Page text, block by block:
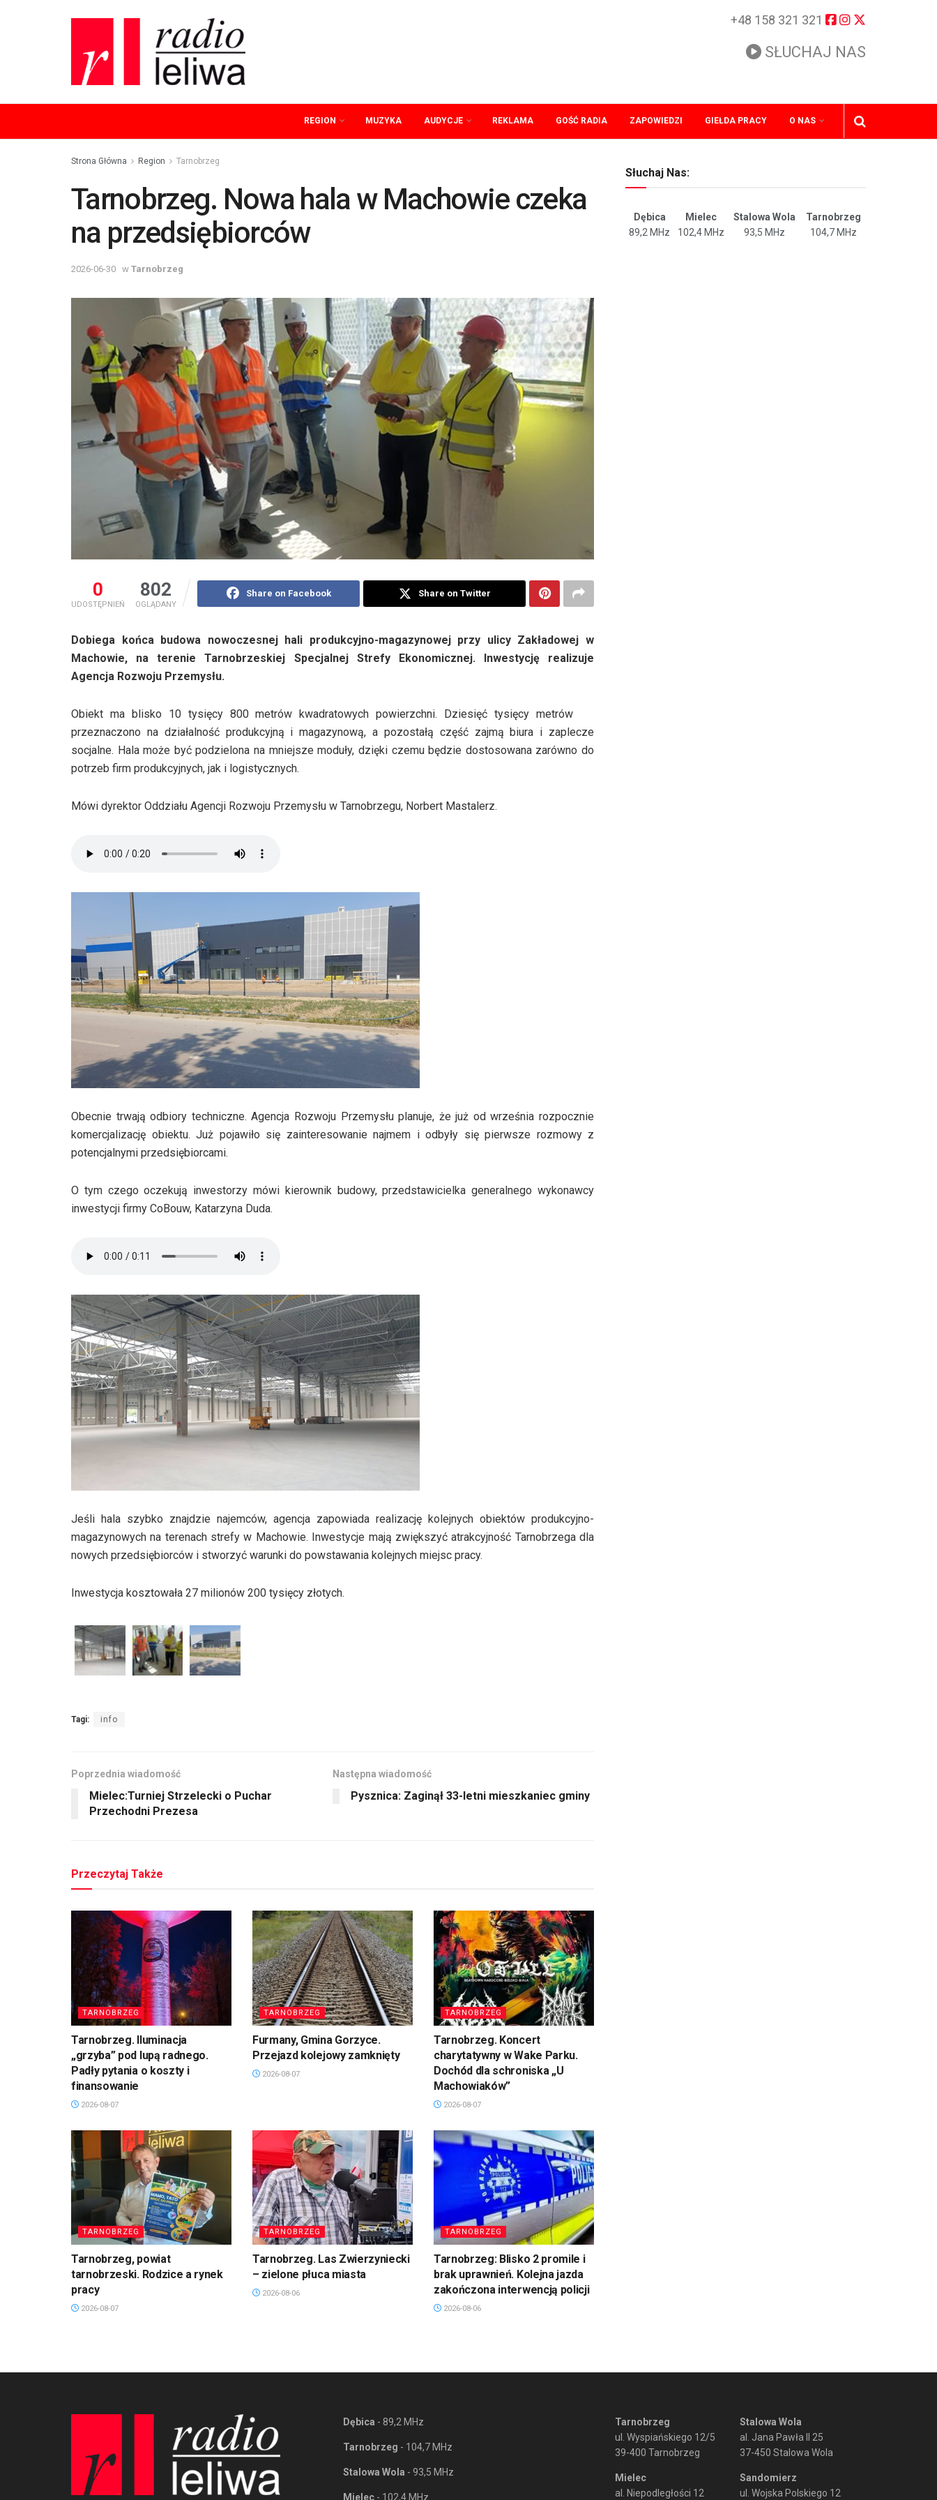
+48 158 321 321
SŁUCHAJ NAS
REGION MUZYKA AUDYCJE REKLAMA GOŚĆ RADIA ZAPOWIEDZI GIEŁDA PRACY O NAS
Strona Główna Region Tarnobrzeg
Tarnobrzeg. Nowa hala w Machowie czeka
na przedsiębiorców
2026-06-30 w Tarnobrzeg
0
UDOSTĘPNIEŃ
802
OGLĄDANY
Share on Facebook Share on Twitter
Dobiega końca budowa nowoczesnej hali produkcyjno-magazynowej przy ulicy Zakładowej w
Machowie, na terenie Tarnobrzeskiej Specjalnej Strefy Ekonomicznej. Inwestycję realizuje
Agencja Rozwoju Przemysłu.
Obiekt ma blisko 10 tysięcy 800 metrów kwadratowych powierzchni. Dziesięć tysięcy metrów
przeznaczono na działalność produkcyjną i magazynową, a pozostałą część zajmą biura i zaplecze
socjalne. Hala może być podzielona na mniejsze moduły, dzięki czemu będzie dostosowana zarówno do
potrzeb firm produkcyjnych, jak i logistycznych.
Mówi dyrektor Oddziału Agencji Rozwoju Przemysłu w Tarnobrzegu, Norbert Mastalerz.
Obecnie trwają odbiory techniczne. Agencja Rozwoju Przemysłu planuje, że już od września rozpocznie
komercjalizację obiektu. Już pojawiło się zainteresowanie najmem i odbyły się pierwsze rozmowy z
potencjalnymi przedsiębiorcami.
O tym czego oczekują inwestorzy mówi kierownik budowy, przedstawicielka generalnego wykonawcy
inwestycji firmy CoBouw, Katarzyna Duda.
Jeśli hala szybko znajdzie najemców, agencja zapowiada realizację kolejnych obiektów produkcyjno-
magazynowych na terenach strefy w Machowie. Inwestycje mają zwiększyć atrakcyjność Tarnobrzega dla
nowych przedsiębiorców i stworzyć warunki do powstawania kolejnych miejsc pracy.
Inwestycja kosztowała 27 milionów 200 tysięcy złotych.
Tagi: info
Poprzednia wiadomość
Mielec:Turniej Strzelecki o Puchar
Przechodni Prezesa
Następna wiadomość
Pysznica: Zaginął 33-letni mieszkaniec gminy
Przeczytaj Także
TARNOBRZEG
Tarnobrzeg. Iluminacja
„grzyba” pod lupą radnego.
Padły pytania o koszty i
finansowanie
2026-08-07
TARNOBRZEG
Furmany, Gmina Gorzyce.
Przejazd kolejowy zamknięty
2026-08-07
TARNOBRZEG
Tarnobrzeg. Koncert
charytatywny w Wake Parku.
Dochód dla schroniska „U
Machowiaków”
2026-08-07
TARNOBRZEG
Tarnobrzeg, powiat
tarnobrzeski. Rodzice a rynek
pracy
2026-08-07
TARNOBRZEG
Tarnobrzeg. Las Zwierzyniecki
– zielone płuca miasta
2026-08-06
TARNOBRZEG
Tarnobrzeg: Blisko 2 promile i
brak uprawnień. Kolejna jazda
zakończona interwencją policji
2026-08-06
Słuchaj Nas:
Dębica Mielec Stalowa Wola
Tarnobrzeg
89,2 MHz
102,4 MHz 93,5 MHz 104,7 MHz
Dębica - 89,2 MHz
Tarnobrzeg - 104,7 MHz
Stalowa Wola - 93,5 MHz
Mielec - 102,4 MHz
Tarnobrzeg
ul. Wyspiańskiego 12/5
39-400 Tarnobrzeg
Mielec
al. Niepodległości 12
Stalowa Wola
al. Jana Pawła II 25
37-450 Stalowa Wola
Sandomierz
ul. Wojska Polskiego 12